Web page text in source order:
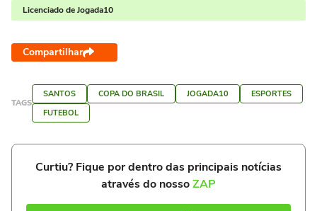
Licenciado de Jogada10
Compartilhar
TAGS
SANTOS COPA DO BRASIL JOGADA10
ESPORTES
FUTEBOL
Curtiu? Fique por dentro das principais notícias
através do nossoZAP